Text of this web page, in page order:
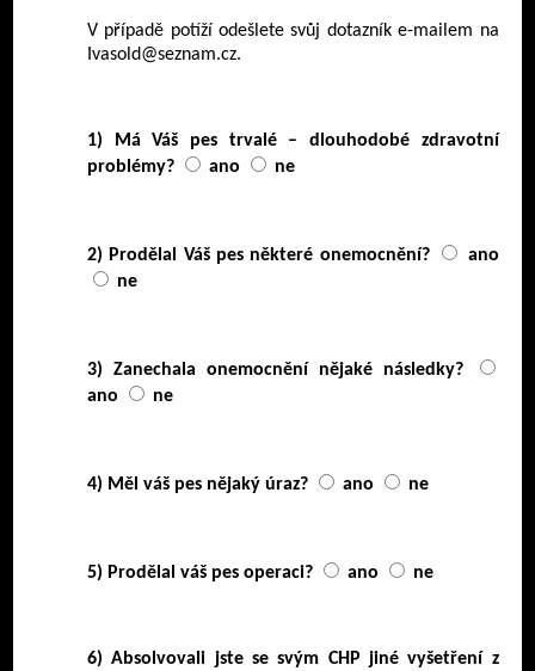
V případě potíží odešlete svůj dotazník e-mailem na
Ivasold@seznam.cz.
1) Má Váš pes trvalé – dlouhodobé zdravotní
problémy?
ano ne
2) Prodělal Váš pes některé onemocnění?
ano
ne
3) Zanechala onemocnění nějaké následky?
ano
ne
4) Měl váš pes nějaký úraz? ano ne
5) Prodělal váš pes operaci? ano ne
6) Absolvovali jste se svým CHP jiné vyšetření z